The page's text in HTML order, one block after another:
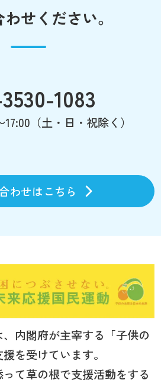
せください。
1083
（土・日・祝除く）
わせはこちら
内閣府が主宰する「子供の
を受けています。
て草の根で支援活動をする